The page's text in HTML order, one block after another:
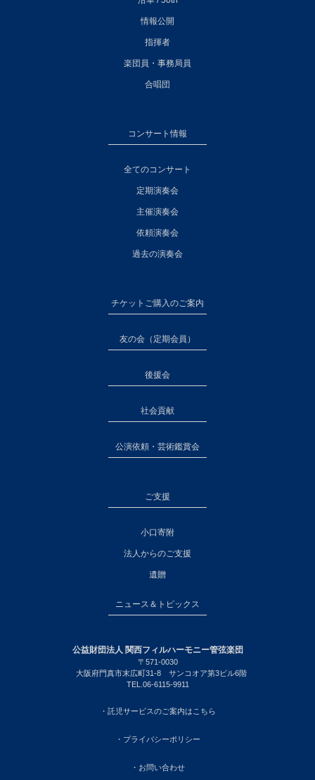
情報公開
指揮者
楽団員・事務局員
合唱団
コンサート情報
全てのコンサート
定期演奏会
主催演奏会
依頼演奏会
過去の演奏会
チケットご購入のご案内
友の会（定期会員）
後援会
社会貢献
公演依頼・芸術鑑賞会
ご支援
小口寄附
法人からのご支援
遺贈
ニュース＆トピックス
公益財団法人 関西フィルハーモニー管弦楽団
〒571-0030
大阪府門真市末広町31-8 サンコオア第3ビル6階
TEL.06-6115-9911
・託児サービスのご案内はこちら
・プライバシーポリシー
・お問い合わせ